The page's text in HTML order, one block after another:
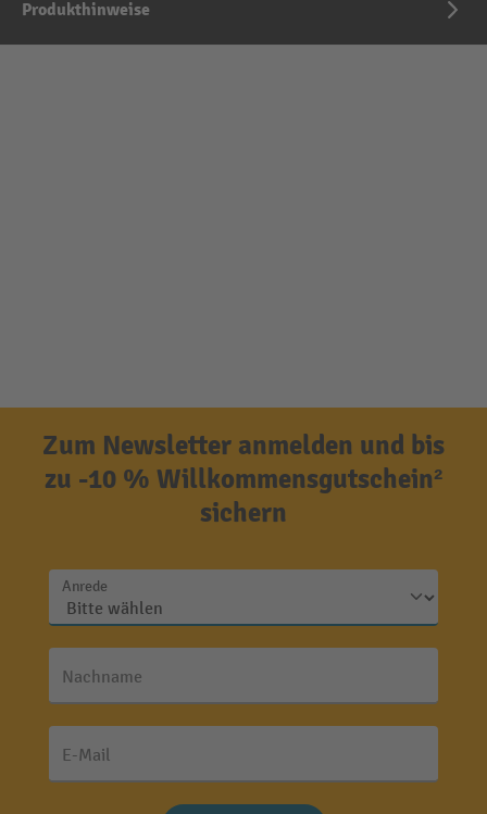
Produkthinweise
Zum Newsletter anmelden und bis
zu -10 % Willkommensgutschein²
sichern
Anrede
Nachname
E-Mail